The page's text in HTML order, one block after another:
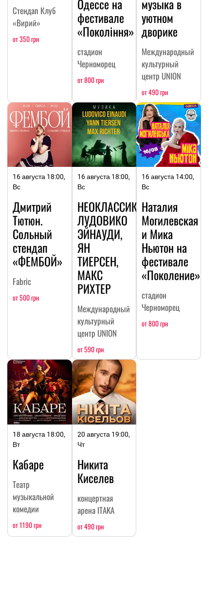
Стендап Клуб
«Вирий»
от 350 грн
Одессе на
фестивале
«Покоління»
стадион
Черноморец
от 800 грн
музыка в
уютном
дворике
Международный
культурный
центр UNION
от 490 грн
16 августа 18:00,
Вс
Дмитрий
Тютюн.
Сольный
стендап
«ФЕМБОЙ»
Fabric
от 500 грн
16 августа 18:00,
Вс
НЕОКЛАССИКА:
ЛУДОВИКО
ЭЙНАУДИ,
ЯН
ТИЕРСЕН,
МАКС
РИХТЕР
Международный
культурный
центр UNION
от 590 грн
16 августа 14:00,
Вс
Наталия
Могилевская
и Мика
Ньютон на
фестивале
«Поколение»
стадион
Черноморец
от 800 грн
18 августа 18:00,
Вт
Кабаре
Театр
музыкальной
комедии
от 1190 грн
20 августа 19:00,
Чт
Никита
Киселев
концертная
арена ITAKA
от 490 грн